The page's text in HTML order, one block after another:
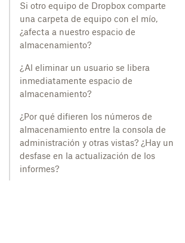
Si otro equipo de Dropbox comparte
una carpeta de equipo con el mío,
¿afecta a nuestro espacio de
almacenamiento?
¿Al eliminar un usuario se libera
inmediatamente espacio de
almacenamiento?
¿Por qué difieren los números de
almacenamiento entre la consola de
administración y otras vistas? ¿Hay un
desfase en la actualización de los
informes?